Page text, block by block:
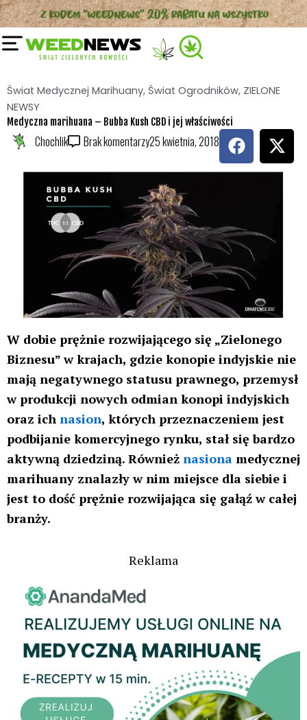
Przejdź
do
treści
Świat Medycznej Marihuany, Świat Ogrodników, ZIELONE
NEWSY
Medyczna marihuana – Bubba Kush CBD i jej właściwości
Chochlik Brak komentarzy25 kwietnia, 2018 F
a
c
o
o
X
-
t
t
W dobie prężnie rozwijającego się „Zielonego
Biznesu” w krajach, gdzie konopie indyjskie nie
mają negatywnego statusu prawnego, przemysł
w produkcji nowych odmian konopi indyjskich
oraz ich nasion, których przeznaczeniem jest
podbijanie komercyjnego rynku, stał się bardzo
aktywną dziedziną. Również nasiona medycznej
marihuany znalazły w nim miejsce dla siebie i
jest to dość prężnie rozwijająca się gałąź w całej
branży.
Reklama